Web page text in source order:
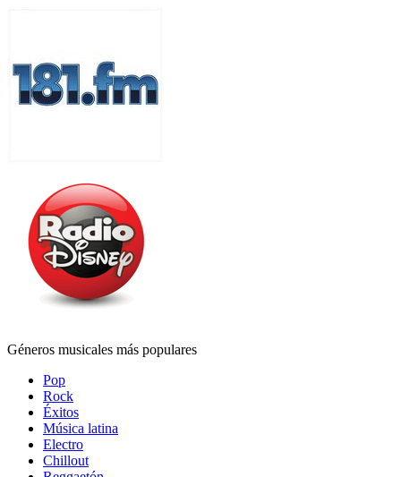
Géneros musicales más populares
Pop
Rock
Éxitos
Música latina
Electro
Chillout